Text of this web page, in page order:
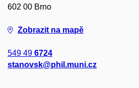
602 00 Brno
Zobrazit na mapě
549 49 6724
stanovsk@phil.muni.cz